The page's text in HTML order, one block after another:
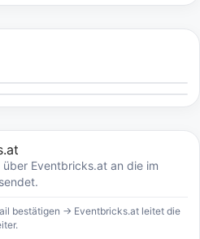
Eventbricks.at an die im
bestätigen → Eventbricks.at leitet die